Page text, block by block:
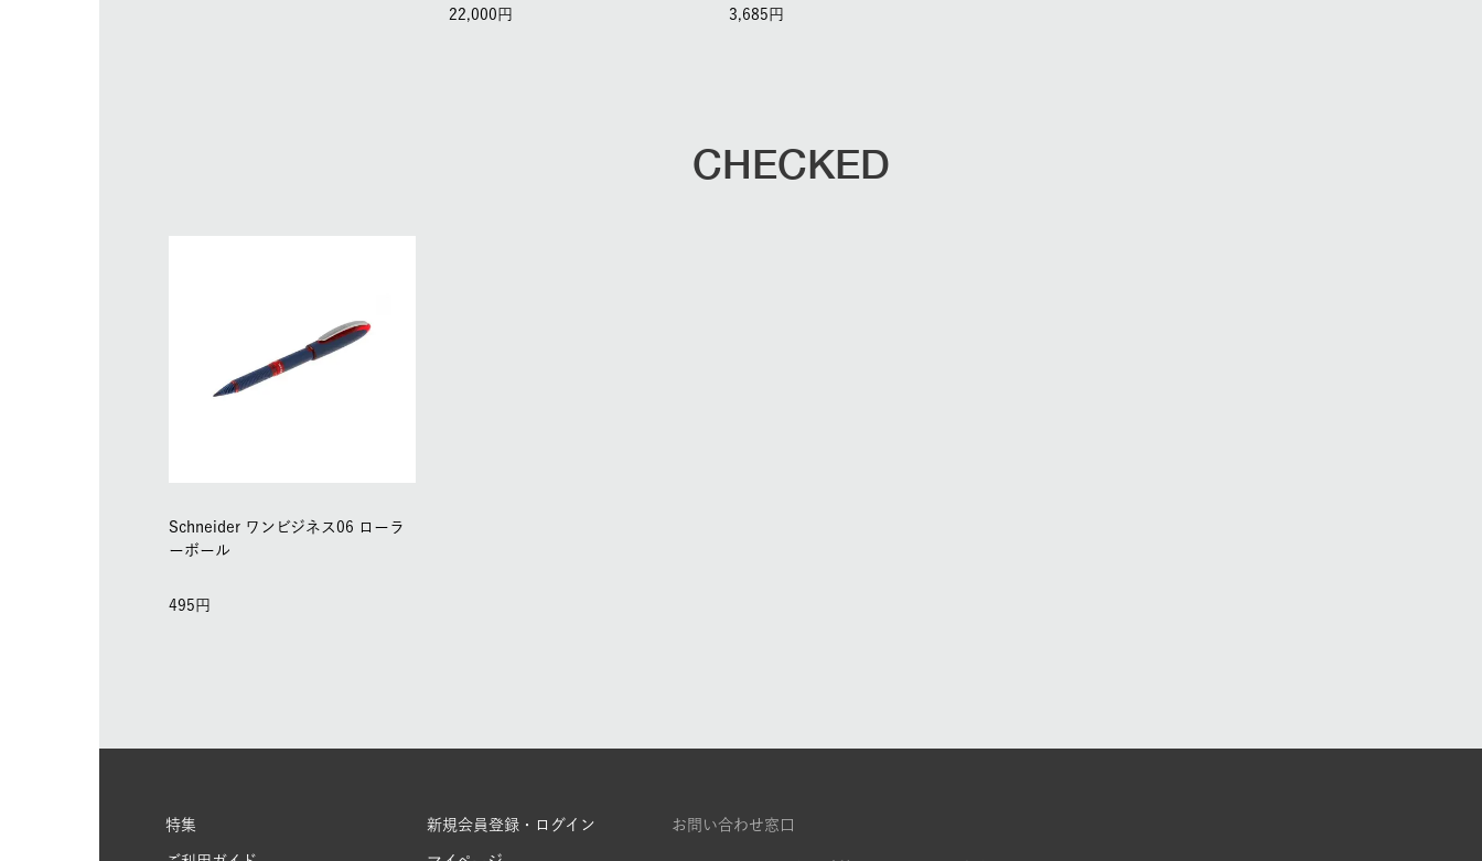
22,000 3,685
CHECKED
Schneider ワンビジネス06 ローラ
ーボール
495
特集 新規会員登録・ログイン お問い合わせ窓口